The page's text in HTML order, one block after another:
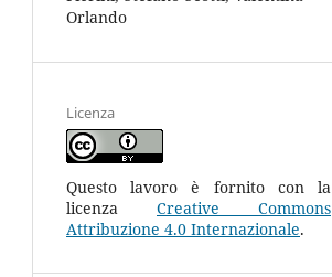
Orlando
Licenza
Questo lavoro è fornito con la
licenza Creative Commons
Attribuzione 4.0 Internazionale.